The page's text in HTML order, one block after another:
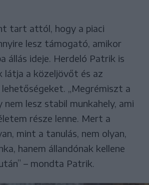
tart attól, hogy a piaci
lesz támogató, amikor
állás ideje. Herdeló Patrik is
látja a közeljövőt és az
lehetőségeket. „Megrémiszt a
lesz stabil munkahely, ami
része lenne. Mert a
mint a tanulás, nem olyan,
hanem állandónak kellene
– mondta Patrik.